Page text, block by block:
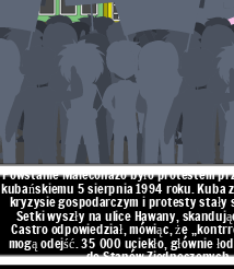
Powstanie Maleconazo było protestem
kubańskiemu 5 sierpnia 1994 roku. Kuba
kryzysie gospodarczym i protesty stały
Setki wyszły na ulice Hawany,
Castro odpowiedział, mówiąc, że
mogą odejść. 35 000 uciekło, głównie
do Stanów Zjednoczonych.